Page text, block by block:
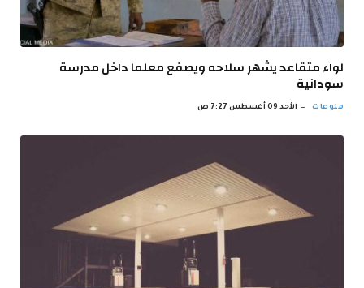
لواء متقاعد يشهر سلاحه ويصفع معلما داخل مدرسة
سودانية
منوعات الأحد 09 أغسطس 7:27 ص